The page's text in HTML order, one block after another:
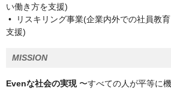
い働き方を支援)
• リスキリング事業(企業内外での社員教
支援)
MISSION
Evenな社会の実現〜すべての人が平等に